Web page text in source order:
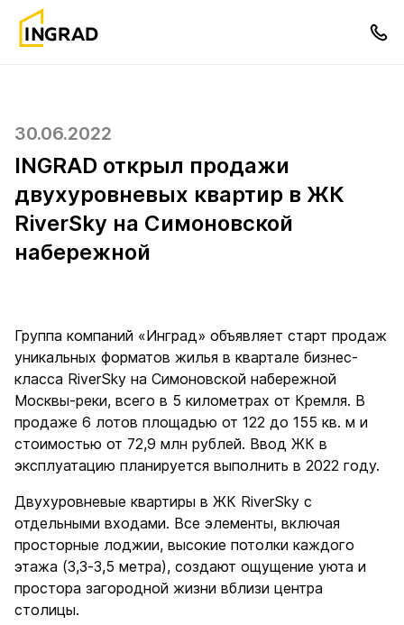
30.06.2022
INGRAD открыл продажи
двухуровневых квартир в ЖК
RiverSky на Симоновской
набережной
Группа компаний «Инград» объявляет старт продаж
уникальных форматов жилья в квартале бизнес-
класса RiverSky на Симоновской набережной
Москвы-реки, всего в 5 километрах от Кремля. В
продаже 6 лотов площадью от 122 до 155 кв. м и
стоимостью от 72,9 млн рублей. Ввод ЖК в
эксплуатацию планируется выполнить в 2022 году.
Двухуровневые квартиры в ЖК RiverSky с
отдельными входами. Все элементы, включая
просторные лоджии, высокие потолки каждого
этажа (3,3-3,5 метра), создают ощущение уюта и
простора загородной жизни вблизи центра
столицы.